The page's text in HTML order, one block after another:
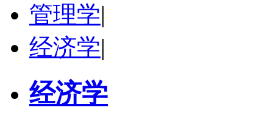
管理学|
经济学|
经济学